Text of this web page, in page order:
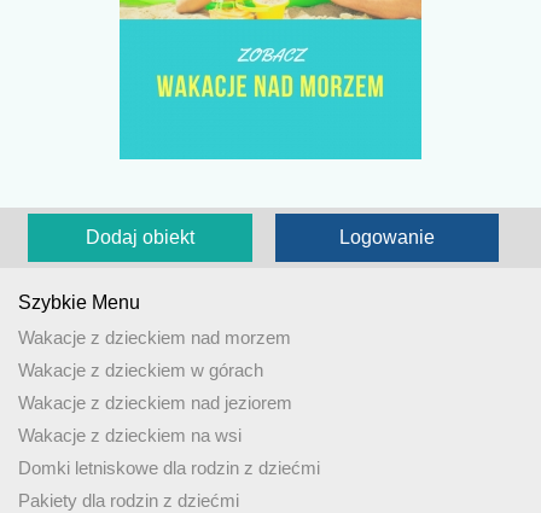
Dodaj obiekt Logowanie
Szybkie Menu
Wakacje z dzieckiem nad morzem
Wakacje z dzieckiem w górach
Wakacje z dzieckiem nad jeziorem
Wakacje z dzieckiem na wsi
Domki letniskowe dla rodzin z dziećmi
Pakiety dla rodzin z dziećmi